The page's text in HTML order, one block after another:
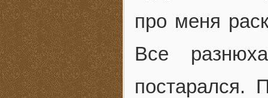
про меня
Все
постарался.